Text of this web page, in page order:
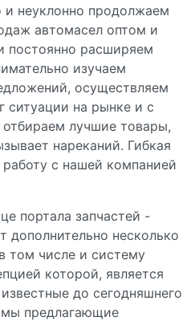
неуклонно продолжаем
автомасел оптом и
постоянно расширяем
изучаем
осуществляем
ситуации на рынке и с
лучшие товары,
нареканий. Гибкая
с нашей компанией
портала запчастей -
дополнительно несколько
том числе и систему
которой, является
до сегодняшнего
предлагающие